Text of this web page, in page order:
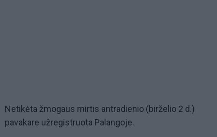
Netikėta žmogaus mirtis antradienio (birželio 2 d.)
pavakare užregistruota Palangoje.